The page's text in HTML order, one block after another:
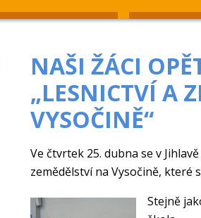
NAŠI ŽÁCI
„LESNICTVÍ A
VYSOČINĚ“
Ve čtvrtek 25. dubna se v
zemědělství na Vysočině, které
Stejně